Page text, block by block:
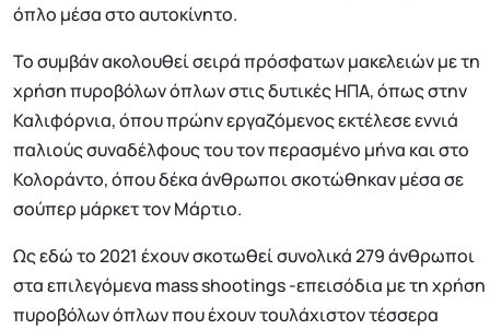
όπλο μέσα στο αυτοκίνητο.
Το συμβάν ακολουθεί σειρά πρόσφατων μακελειών με τη
χρήση πυροβόλων όπλων στις δυτικές ΗΠΑ, όπως στην
Καλιφόρνια, όπου πρώην εργαζόμενος εκτέλεσε εννιά
παλιούς συναδέλφους του τον περασμένο μήνα και στο
Κολοράντο, όπου δέκα άνθρωποι σκοτώθηκαν μέσα σε
σούπερ μάρκετ τον Μάρτιο.
Ως εδώ το 2021 έχουν σκοτωθεί συνολικά 279 άνθρωποι
στα επιλεγόμενα mass shootings -επεισόδια με τη χρήση
πυροβόλων όπλων που έχουν τουλάχιστον τέσσερα